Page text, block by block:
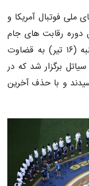
ملی فوتبال آمریکا و
رقابت های جام
جهانی از ساعت ۰۳:۳۰ دقیقه بامداد امروز سه شنبه (۱۶ تیر) به قضاوت
برگزار شد که در
یک به برتری رسیدند و با حذف آخرین